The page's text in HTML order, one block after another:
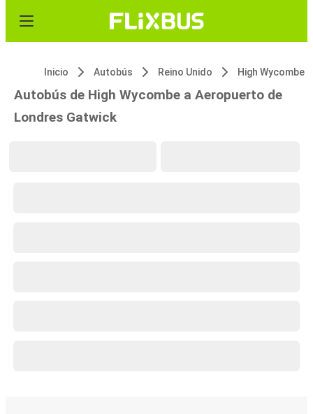
Inicio Autobús Reino Unido High Wycombe
Autobús de High Wycombe a Aeropuerto de
Londres Gatwick